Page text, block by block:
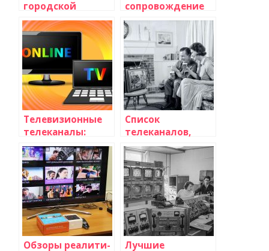
городской
телеканал
сопровождение
предприятий:
важность и
преимущества
Телевизионные
телеканалы:
новости и обзоры
Список
телеканалов,
доступных по
подписке
Обзоры реалити- Лучшие